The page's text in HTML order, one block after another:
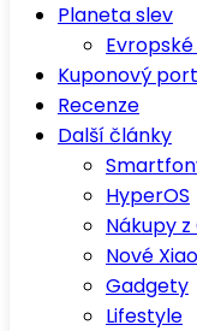
Planeta slev
Kuponový
Recenze
Další články
HyperOS
Nákupy
Nové
Gadgety
Lifestyle